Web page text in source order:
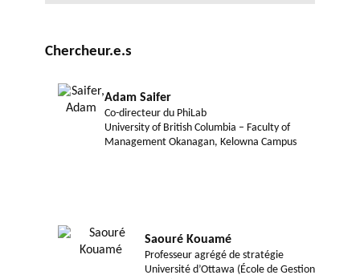
Chercheur.e.s
Adam Saifer
Co-directeur du PhiLab
University of British Columbia – Faculty of
Management Okanagan, Kelowna Campus
Saouré Kouamé
Professeur agrégé de stratégie
Université d’Ottawa (École de Gestion